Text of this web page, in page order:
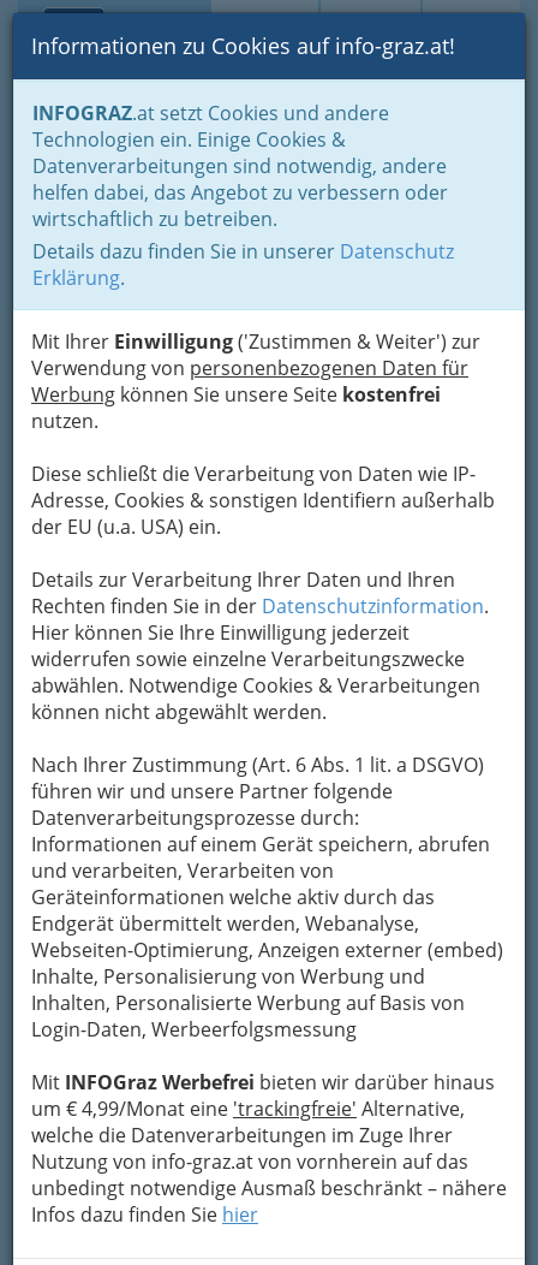
Suche Login Toggle
Informationen zu Cookies auf info-graz.at!
INFOGRAZ.at setzt Cookies und andere
Technologien ein. Einige Cookies &
Datenverarbeitungen sind notwendig, andere
helfen dabei, das Angebot zu verbessern oder
wirtschaftlich zu betreiben.
Details dazu finden Sie in unserer Datenschutz
Erklärung.
Mit Ihrer Einwilligung('Zustimmen & Weiter') zur
Verwendung von personenbezogenen Daten für
Werbung können Sie unsere Seite kostenfrei
nutzen.
Diese schließt die Verarbeitung von Daten wie IP-
Adresse, Cookies & sonstigen Identifiern außerhalb
der EU (u.a. USA) ein.
Details zur Verarbeitung Ihrer Daten und Ihren
Rechten finden Sie in der Datenschutzinformation.
Hier können Sie Ihre Einwilligung jederzeit
widerrufen sowie einzelne Verarbeitungszwecke
abwählen. Notwendige Cookies & Verarbeitungen
können nicht abgewählt werden.
Nach Ihrer Zustimmung (Art. 6 Abs. 1 lit. a DSGVO)
führen wir und unsere Partner folgende
Datenverarbeitungsprozesse durch:
Informationen auf einem Gerät speichern, abrufen
und verarbeiten, Verarbeiten von
Geräteinformationen welche aktiv durch das
Endgerät übermittelt werden, Webanalyse,
Webseiten-Optimierung, Anzeigen externer (embed)
Inhalte, Personalisierung von Werbung und
Inhalten, Personalisierte Werbung auf Basis von
Login-Daten, Werbeerfolgsmessung
Mit INFOGraz Werbefrei bieten wir darüber hinaus
um € 4,99/Monat eine 'trackingfreie' Alternative,
welche die Datenverarbeitungen im Zuge Ihrer
Nutzung von info-graz.at von vornherein auf das
unbedingt notwendige Ausmaß beschränkt – nähere
Infos dazu finden Sie hier
Home Branchen
Einkaufen & Schenken - der Handel
Handel in Graz
Spezielles Einkaufen und Schenken
Außenhandel - Händler und Händlerinnen
Landesgremium des Außenhandels
Franz Absenger
Moserhofgasse 46, 8010 Graz
+43 3115 27 104
+43 664 451 2223
Karte
Adresse mit Google Maps anschauen
Kontaktaufnahme
Um die Info-Graz Firmenvor Spam-Mails zu
bewahren, verwenden wir an dieser Stelle zur
Übermittlung Ihrer Nachricht ein sicheres
Formular. Ihre Nachricht wird nach dem
Unternehmen Franz Absenger weitergeleitet.
Mein Name
Meine Email Adresse
Mein Betreff
Meine Nachricht